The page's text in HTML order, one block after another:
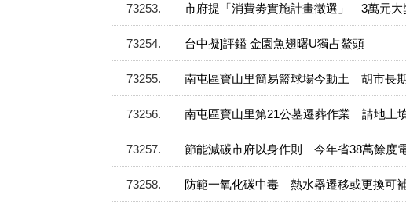
73253 市府提「消費劵實施計畫徵選」 3萬元大
73254 台中擬]評鑑 金園魚翅曙U獨占鰲頭
73255 南屯區寶山里簡易籃球場今動土 胡市長
73256 南屯區寶山里第21公墓遷葬作業 請地上
73257 節能減碳市府以身作則 今年省38萬餘度
73258 防範一氧化碳中毒 熱水器遷移或更換可